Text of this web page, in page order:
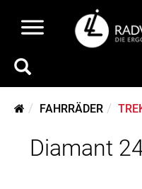
FAHRRÄDER
Diamant